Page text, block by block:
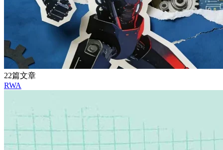
22篇文章
RWA